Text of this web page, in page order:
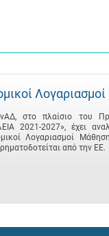
στο πλαίσιο του
2021-2027», έχει
Λογαριασμοί
από την ΕΕ.